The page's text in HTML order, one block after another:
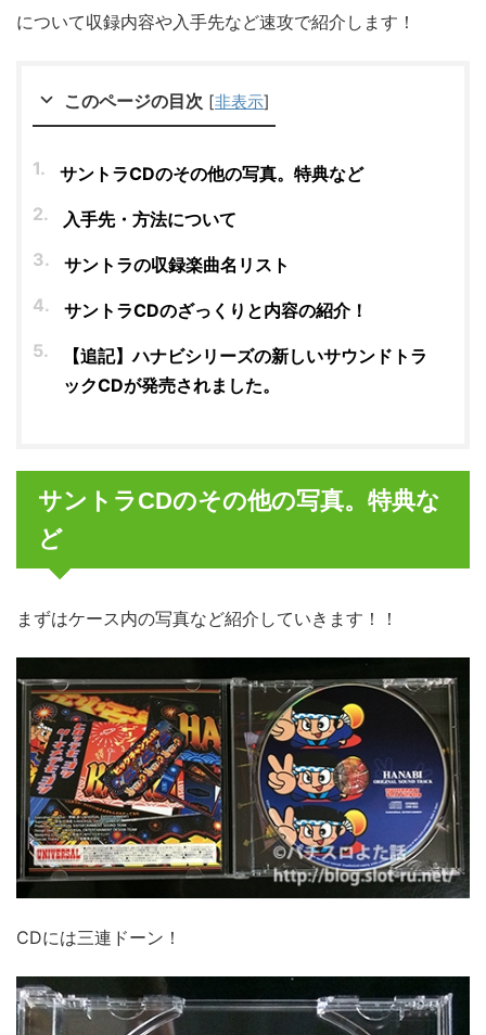
について収録内容や入手先など速攻で紹介します！
このページの目次 [非表示]
サントラCDのその他の写真。特典など
入手先・方法について
サントラの収録楽曲名リスト
サントラCDのざっくりと内容の紹介！
【追記】ハナビシリーズの新しいサウンドトラ
ックCDが発売されました。
サントラCDのその他の写真。特典な
ど
まずはケース内の写真など紹介していきます！！
CDには三連ドーン！